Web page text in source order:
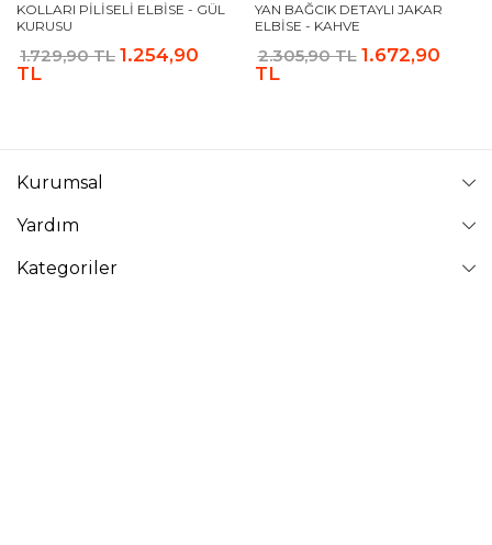
KOLLARI PILISELI ELBISE - GÜL
KURUSU
1.729,90 TL 1.254,90
TL
YAN BAĞCIK DETAYLI JAKAR
ELBISE - KAHVE
2.305,90 TL 1.672,90
TL
Kurumsal
Yardım
Kategoriler